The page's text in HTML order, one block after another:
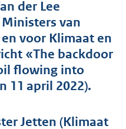
d
s
g
r
o
o
:
der Lee
van
voor Klimaat en
«The backdoor
flowing into
11 april 2022).
Jetten (Klimaat